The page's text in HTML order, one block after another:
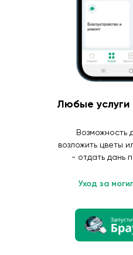
Любые услуги
Возможность
возложить цветы
- отдать дань
Уход за